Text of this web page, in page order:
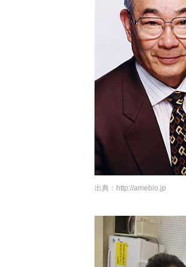
出典： http://ameblo.jp